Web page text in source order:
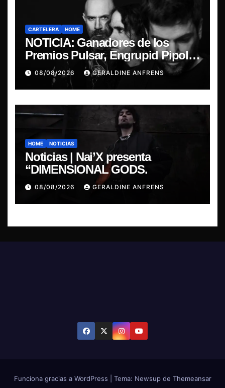
CARTELERA HOME
NOTICIA: Ganadores de los
Premios Pulsar, Engrupid Pipol
presentan show exclusivo.
08/08/2026 GERALDINE ANFRENS
HOME NOTICIAS
Noticias | Nai’X presenta
“DIMENSIONAL GODS.
08/08/2026 GERALDINE ANFRENS
Funciona gracias a WordPress Tema: Newsup de Themeansar